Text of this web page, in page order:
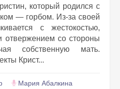
который родился с
— горбом. Из-за своей
с жестокостью,
отвержением со стороны
собственную мать.
Крист...
Мария Абалкина